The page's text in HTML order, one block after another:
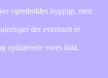
opretholdes hyppigt, men
der eventuelt er
opdaterede vores data.